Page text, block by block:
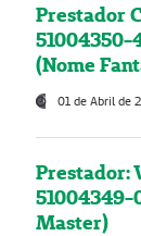
Prestador
51004350-
(Nome
01 de Abril de
Prestador:
51004349-
Master)